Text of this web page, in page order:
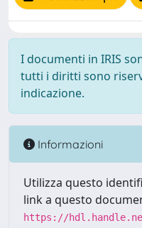
I documenti in IRIS
tutti i diritti sono
indicazione.
Informazioni
Utilizza questo
link a questo
https://